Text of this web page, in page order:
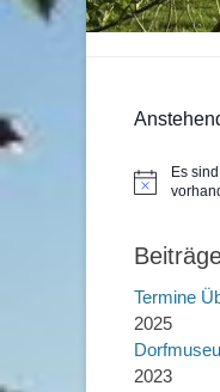
Hinweis
Es
Termine
2025
2023